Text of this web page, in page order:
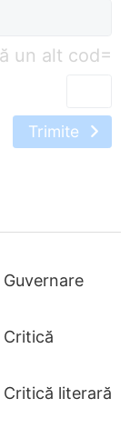
=
Trimite
Critică
literară